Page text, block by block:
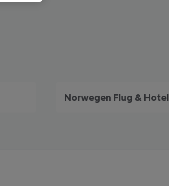
Norwegen Flug & Hotel